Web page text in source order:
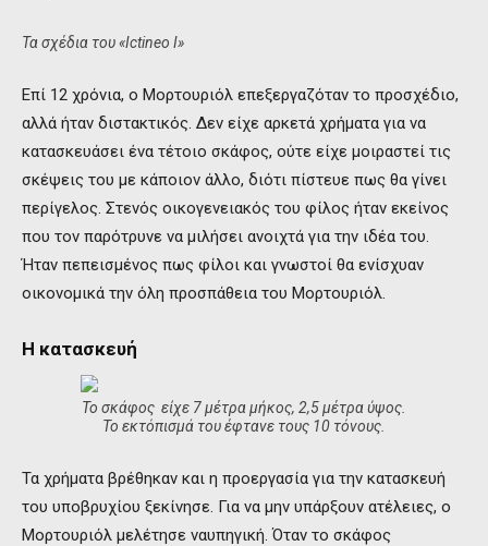
Τα σχέδια του «Ictineo Ι»
Επί 12 χρόνια, ο Μορτουριόλ επεξεργαζόταν το προσχέδιο,
αλλά ήταν διστακτικός. Δεν είχε αρκετά χρήματα για να
κατασκευάσει ένα τέτοιο σκάφος, ούτε είχε μοιραστεί τις
σκέψεις του με κάποιον άλλο, διότι πίστευε πως θα γίνει
περίγελος. Στενός οικογενειακός του φίλος ήταν εκείνος
που τον παρότρυνε να μιλήσει ανοιχτά για την ιδέα του.
Ήταν πεπεισμένος πως φίλοι και γνωστοί θα ενίσχυαν
οικονομικά την όλη προσπάθεια του Μορτουριόλ.
Η κατασκευή
Το σκάφος είχε 7 μέτρα μήκος, 2,5 μέτρα ύψος.
Το εκτόπισμά του έφτανε τους 10 τόνους.
Τα χρήματα βρέθηκαν και η προεργασία για την κατασκευή
του υποβρυχίου ξεκίνησε. Για να μην υπάρξουν ατέλειες, ο
Μορτουριόλ μελέτησε ναυπηγική. Όταν το σκάφος